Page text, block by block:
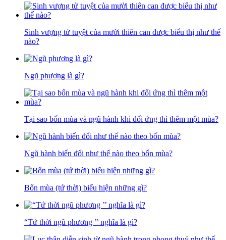
Sinh vượng tử tuyệt của mười thiên can được biểu thị như thế
nào?
Ngũ phương là gì?
Tại sao bốn mùa và ngũ hành khi đối ứng thì thêm một mùa?
Ngũ hành biến đổi như thế nào theo bốn mùa?
Bốn mùa (tứ thời) biểu hiện những gì?
“Tứ thời ngũ phương ’’ nghĩa là gì?